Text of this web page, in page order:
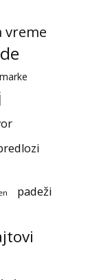
vreme
padeži